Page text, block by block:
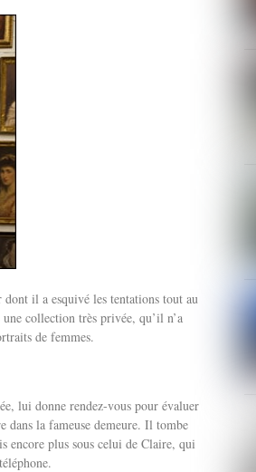
dont il a esquivé les tentations tout au
collection très privée, qu’il n’a
de femmes.
lui donne rendez-vous pour évaluer
la fameuse demeure. Il tombe
encore plus sous celui de Claire, qui